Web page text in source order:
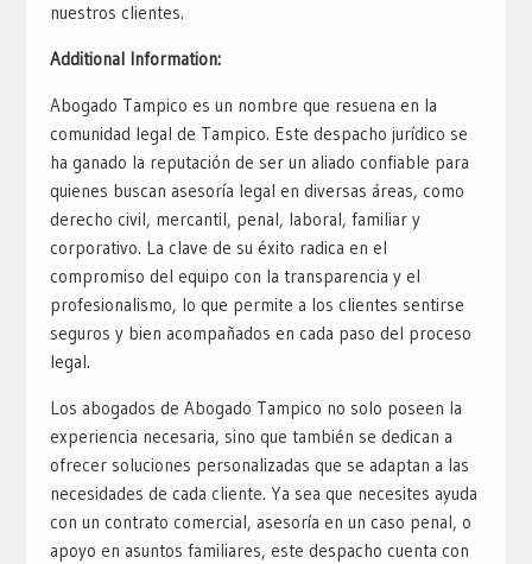
nuestros clientes.
Additional Information:
Abogado Tampico es un nombre que resuena en la
comunidad legal de Tampico. Este despacho jurídico se
ha ganado la reputación de ser un aliado confiable para
quienes buscan asesoría legal en diversas áreas, como
derecho civil, mercantil, penal, laboral, familiar y
corporativo. La clave de su éxito radica en el
compromiso del equipo con la transparencia y el
profesionalismo, lo que permite a los clientes sentirse
seguros y bien acompañados en cada paso del proceso
legal.
Los abogados de Abogado Tampico no solo poseen la
experiencia necesaria, sino que también se dedican a
ofrecer soluciones personalizadas que se adaptan a las
necesidades de cada cliente. Ya sea que necesites ayuda
con un contrato comercial, asesoría en un caso penal, o
apoyo en asuntos familiares, este despacho cuenta con